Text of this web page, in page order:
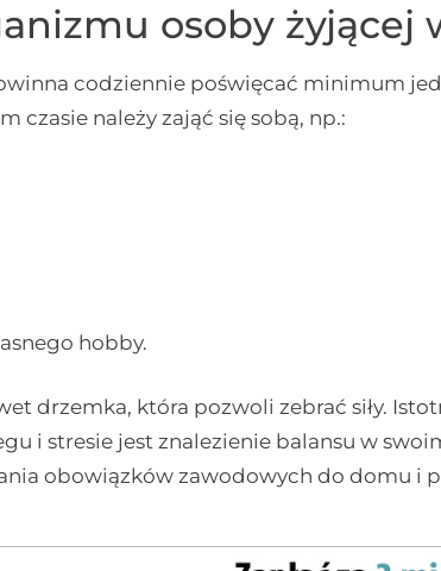
osoby żyjącej
codziennie poświęcać minimum
czasie należy zająć się sobą, np.:
hobby.
drzemka, która pozwoli zebrać siły.
i stresie jest znalezienie balansu w
obowiązków zawodowych do domu i